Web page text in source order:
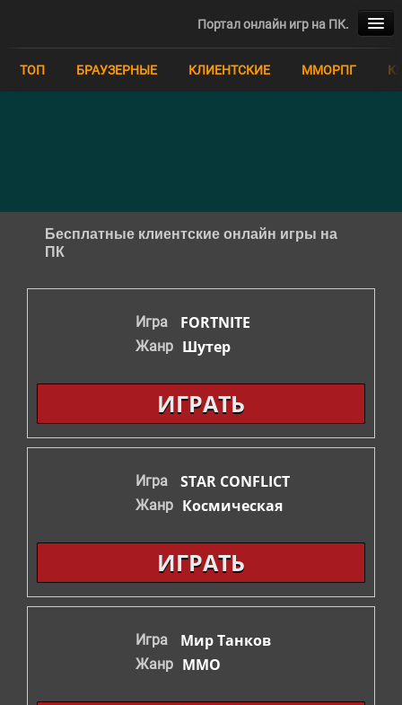
Портал онлайн игр на ПК.
ТОП
СИМУЛЯТОРЫ
СТРАТЕГИИ
ТОП БРАУЗЕРНЫЕ КЛИЕНТСКИЕ ММОРПГ
Бесплатные клиентские онлайн игры на
ПК
Игра FORTNITE
Жанр Шутер
ИГРАТЬ
Игра STAR CONFLICT
Жанр Космическая
ИГРАТЬ
Игра Мир Танков
Жанр ММО